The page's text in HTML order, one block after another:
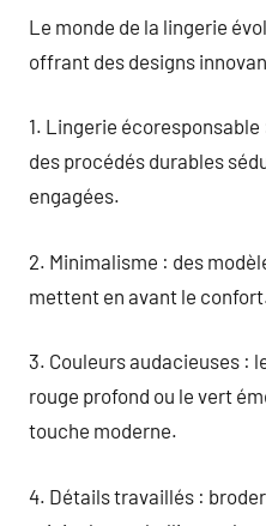
Le monde de la lingerie
offrant des designs
1. Lingerie
des procédés durables
engagées.
2. Minimalisme : des
mettent en avant le
3. Couleurs audacieuses :
rouge profond ou le vert
touche moderne.
4. Détails travaillés :